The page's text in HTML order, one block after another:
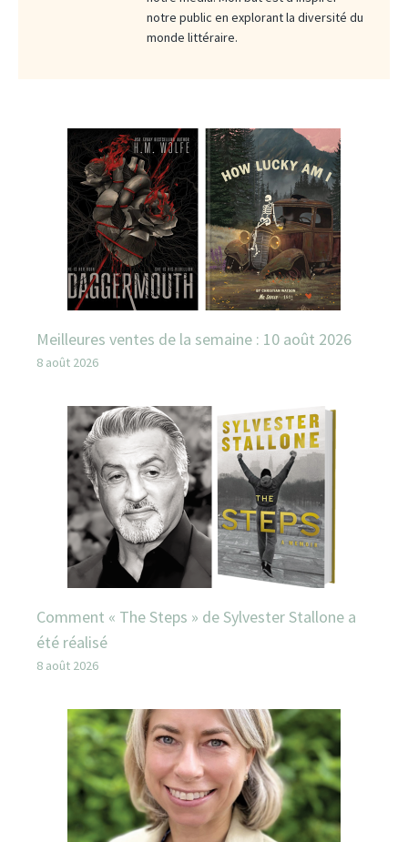
notre public en explorant la diversité du
monde littéraire.
Meilleures ventes de la semaine : 10 août 2026
8 août 2026
Comment « The Steps » de Sylvester Stallone a
été réalisé
8 août 2026